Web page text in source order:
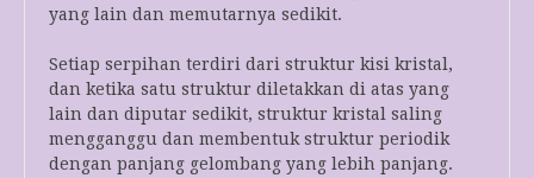
yang lain dan memutarnya sedikit.
Setiap serpihan terdiri dari struktur kisi kristal,
dan ketika satu struktur diletakkan di atas yang
lain dan diputar sedikit, struktur kristal saling
mengganggu dan membentuk struktur periodik
dengan panjang gelombang yang lebih panjang.